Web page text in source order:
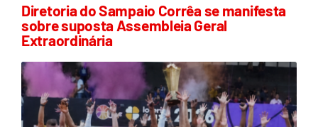
Diretoria do Sampaio Corrêa se manifesta
sobre suposta Assembleia Geral
Extraordinária